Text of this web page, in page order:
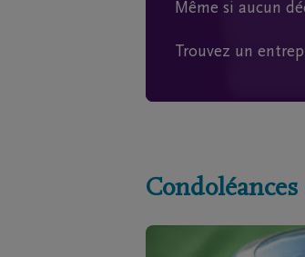
Même si aucun
Trouvez un